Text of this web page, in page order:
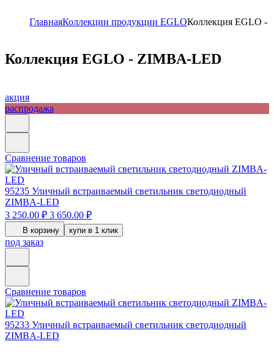
ГлавнаяКоллекции продукции EGLOКоллекция EGLO -
Коллекция EGLO - ZIMBA-LED
акция
распродажа
Сравнение товаров
95235 Уличный встраиваемый светильник светодиодный
ZIMBA-LED
3 250.00 ₽ 3 650.00 ₽
В корзину купи в 1 клик
под заказ
Сравнение товаров
95233 Уличный встраиваемый светильник светодиодный
ZIMBA-LED